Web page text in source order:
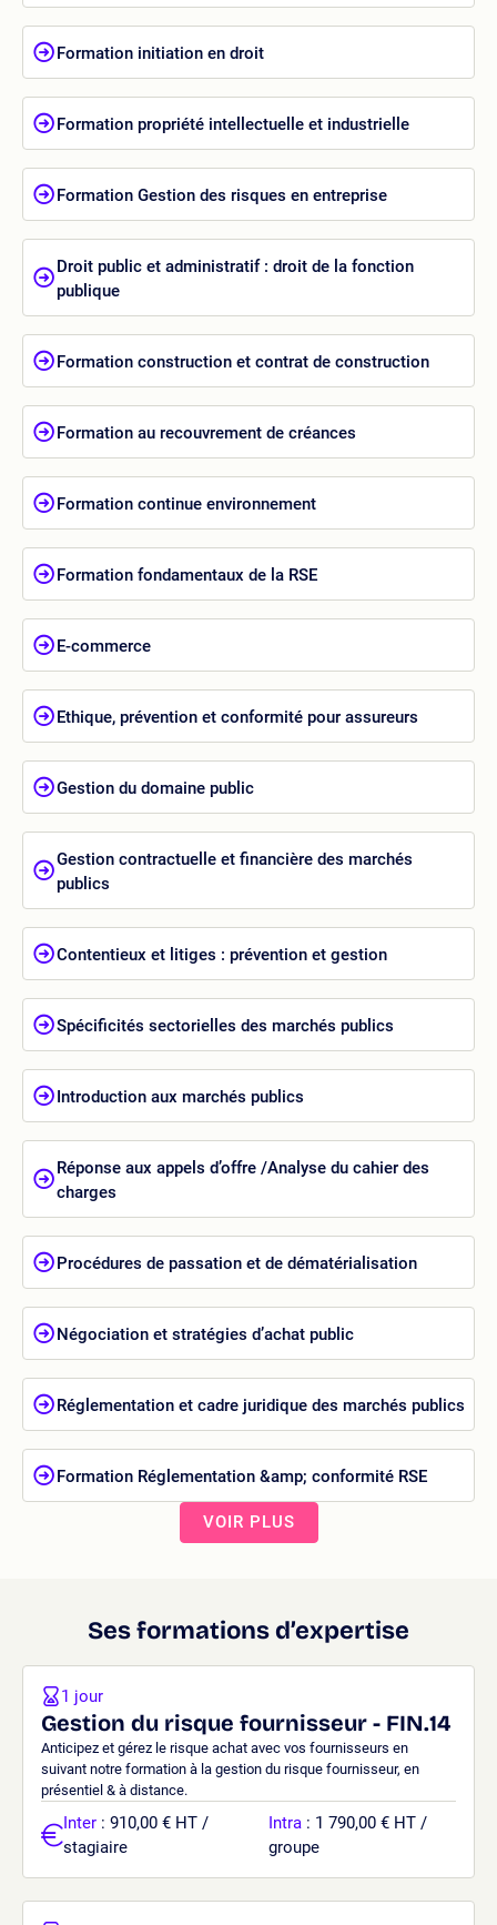
Formation initiation en droit
Formation propriété intellectuelle et industrielle
Formation Gestion des risques en entreprise
Droit public et administratif : droit de la fonction
publique
Formation construction et contrat de construction
Formation au recouvrement de créances
Formation continue environnement
Formation fondamentaux de la RSE
E-commerce
Ethique, prévention et conformité pour assureurs
Gestion du domaine public
Gestion contractuelle et financière des marchés
publics
Contentieux et litiges : prévention et gestion
Spécificités sectorielles des marchés publics
Introduction aux marchés publics
Réponse aux appels d’offre /Analyse du cahier des
charges
Procédures de passation et de dématérialisation
Négociation et stratégies d’achat public
Réglementation et cadre juridique des marchés publics
Formation Réglementation &amp; conformité RSE
VOIR PLUS
Ses formations d’expertise
Gestion du risque fournisseur - FIN.14
Anticipez et gérez le risque achat avec vos fournisseurs en
suivant notre formation à la gestion du risque fournisseur, en
présentiel & à distance.
1 jour
Inter : 910,00 € HT /
stagiaire
Intra : 1 790,00 € HT /
groupe